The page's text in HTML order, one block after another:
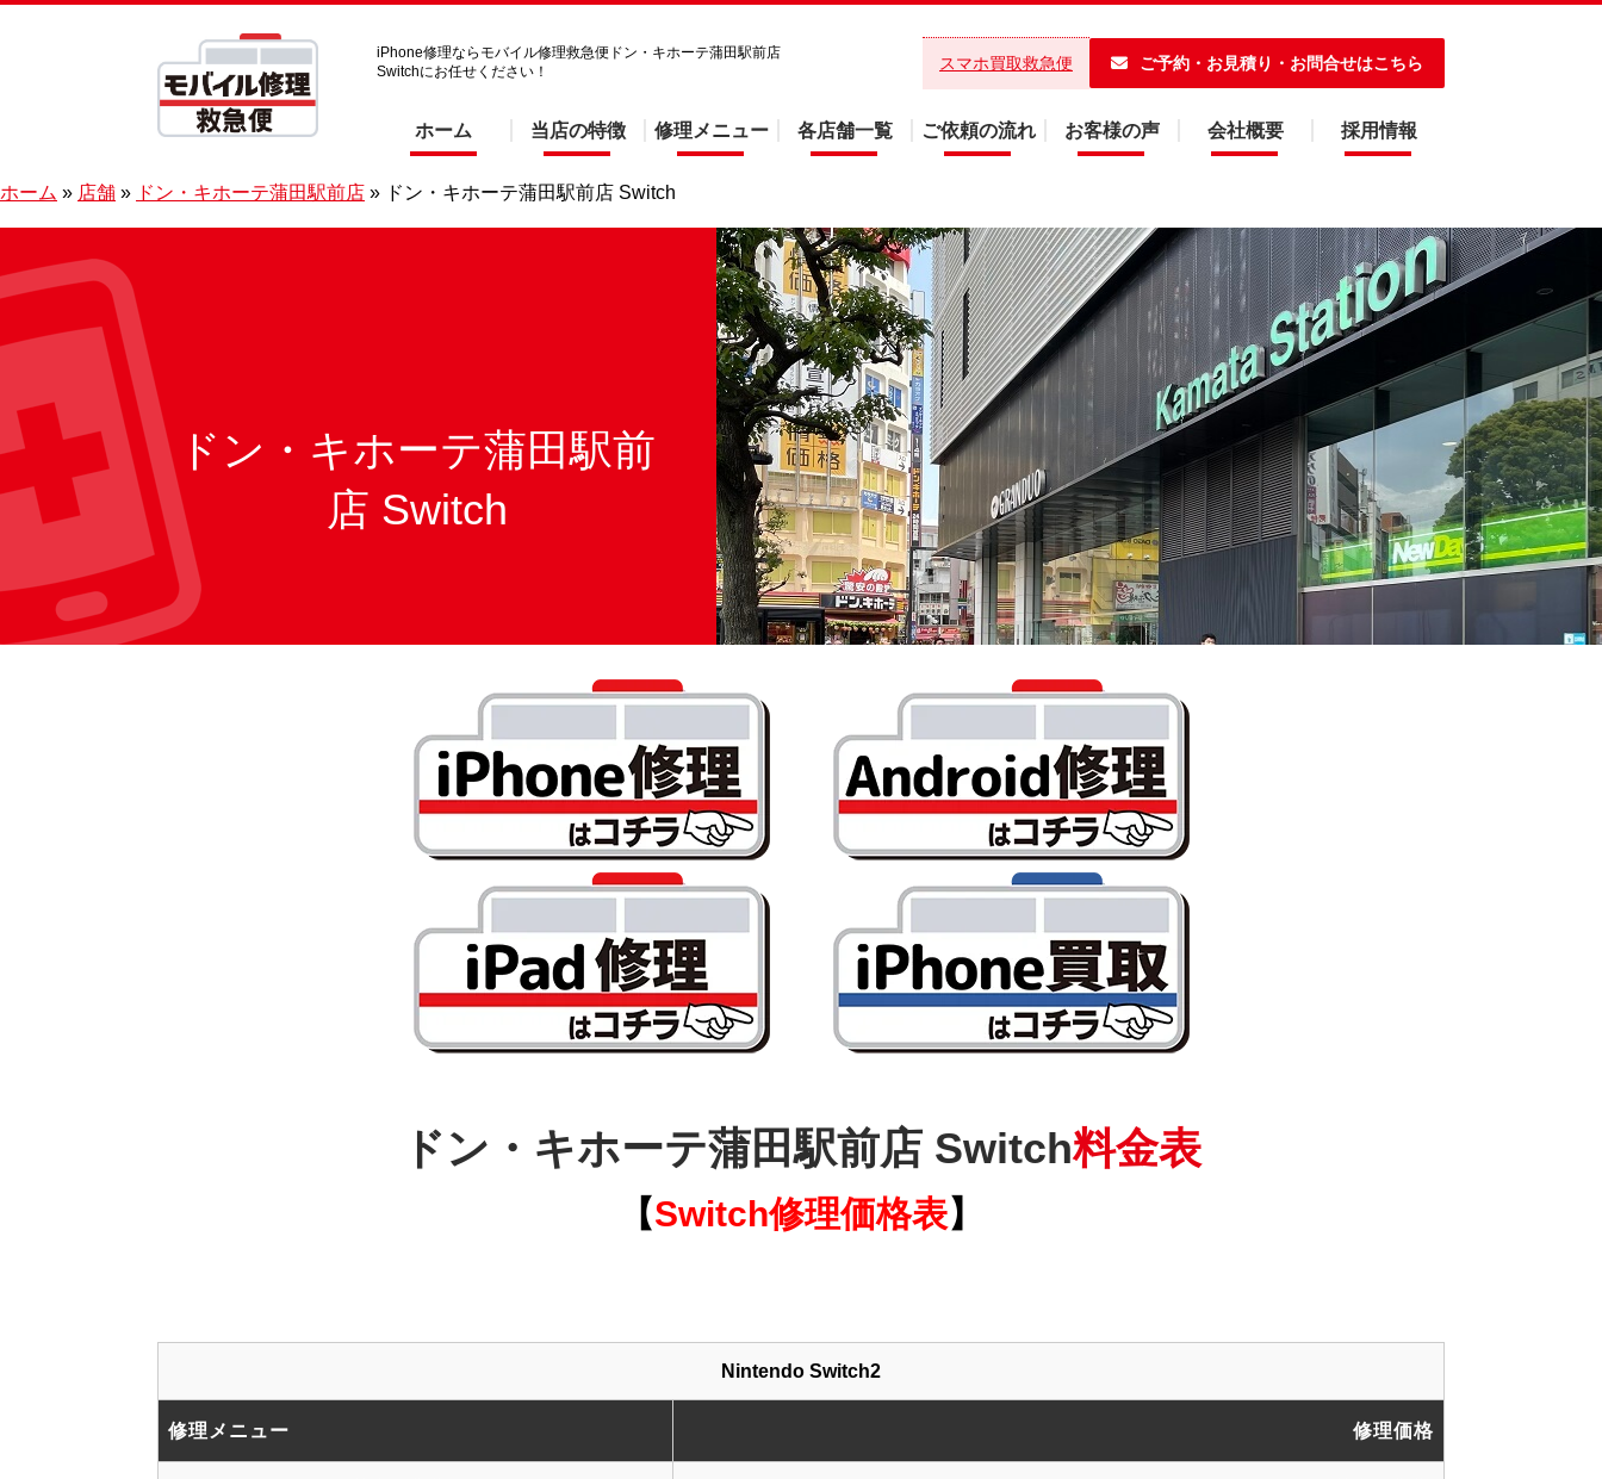
iPhone修理ならモバイル修理救急便ドン・キホーテ蒲田駅前店
Switchにお任せください！
スマホ買取救急便 ご予約・お見積り・お問合せはこちら
ホーム 当店の特徴 修理メニュー 各店舗一覧 ご依頼の流れ お客様の声 会社概要 採用情報
ホーム » 店舗 » ドン・キホーテ蒲田駅前店 » ドン・キホーテ蒲田駅前店 Switch
ドン・キホーテ蒲田駅前
店 Switch
ドン・キホーテ蒲田駅前店 Switch料金表
【Switch修理価格表】
Nintendo Switch2
修理メニュー 修理価格